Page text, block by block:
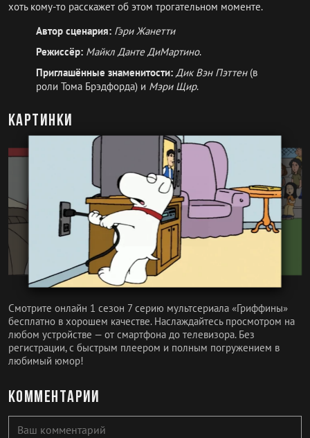
хоть кому-то расскажет об этом трогательном моменте.
Автор сценария: Гэри Жанетти
Режиссёр: Майкл Данте ДиМартино.
Приглашённые знаменитости: Дик Вэн Пэттен(в
роли Тома Брэдфорда) и Мэри Щир.
Картинки
Смотрите онлайн 1 сезон 7 серию мультсериала «Гриффины»
бесплатно в хорошем качестве. Наслаждайтесь просмотром на
любом устройстве — от смартфона до телевизора. Без
регистрации, с быстрым плеером и полным погружением в
любимый юмор!
Комментарии